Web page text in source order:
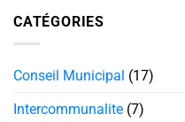
CATÉGORIES
Conseil Municipal (17)
Intercommunalite (7)